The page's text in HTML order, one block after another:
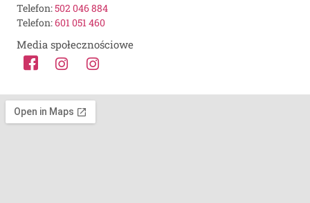
Telefon:502 046 884
Telefon:601 051 460
Media społecznościowe